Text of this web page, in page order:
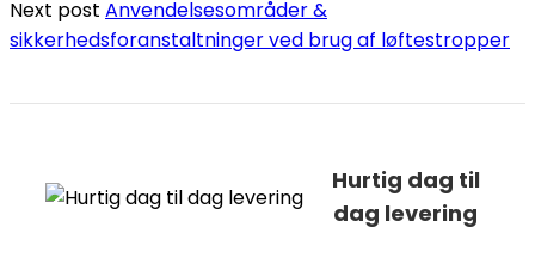
Next post Anvendelsesområder &
sikkerhedsforanstaltninger ved brug af løftestropper
Hurtig dag til
dag levering